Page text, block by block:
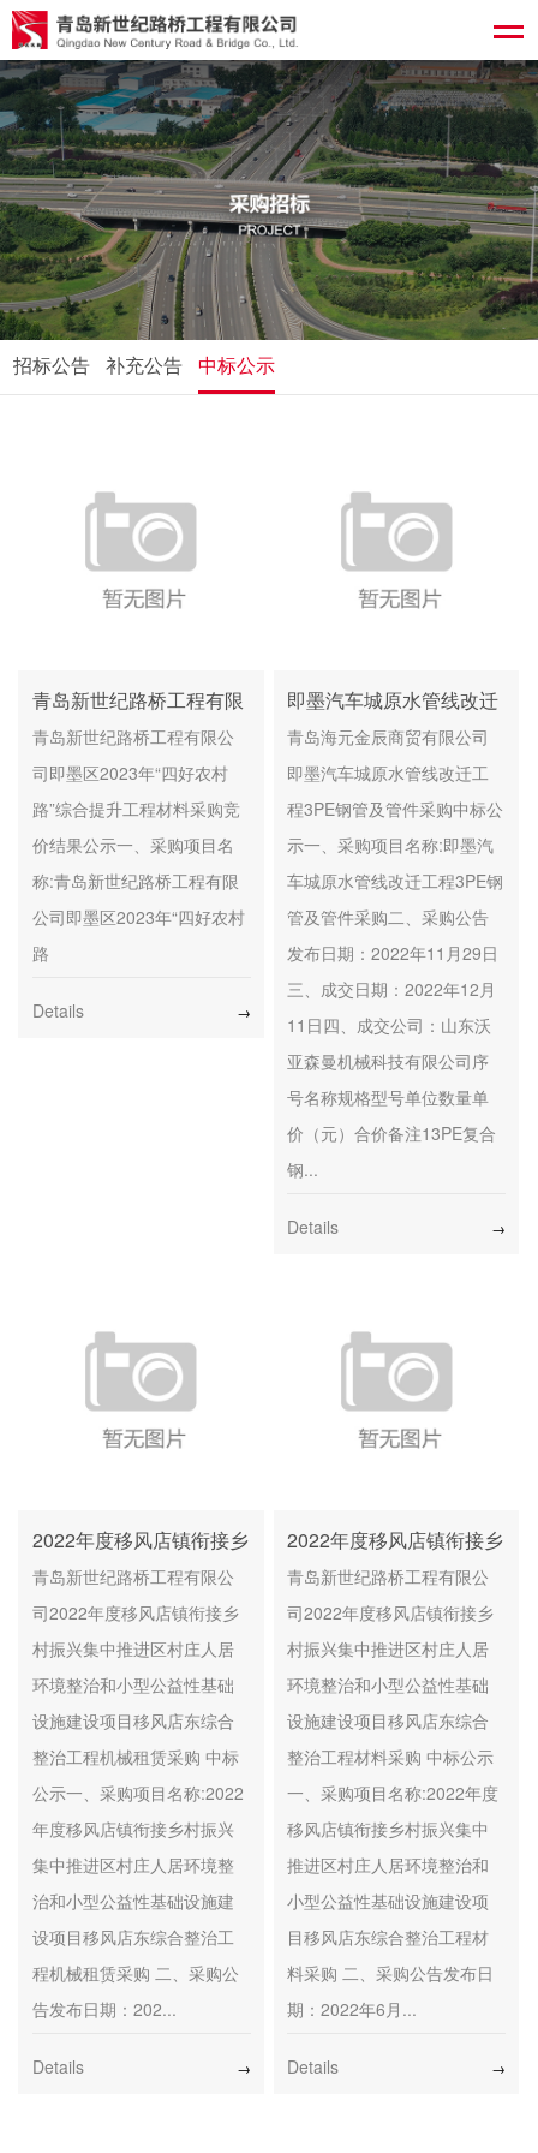
招标公告 补充公告 中标公示
青岛新世纪路桥工程有限
公司即墨区2023年“四好
农村路”综合提升工程 材
料采购竞价结果公示
青岛新世纪路桥工程有限公
司即墨区2023年“四好农村
路”综合提升工程材料采购竞
价结果公示一、采购项目名
称:青岛新世纪路桥工程有限
公司即墨区2023年“四好农村
路
Details →
即墨汽车城原水管线改迁
工程3PE钢管及管件采购
中标公示
青岛海元金辰商贸有限公司
即墨汽车城原水管线改迁工
程3PE钢管及管件采购中标公
示一、采购项目名称:即墨汽
车城原水管线改迁工程3PE钢
管及管件采购二、采购公告
发布日期：2022年11月29日
三、成交日期：2022年12月
11日四、成交公司：山东沃
亚森曼机械科技有限公司序
号名称规格型号单位数量单
价（元）合价备注13PE复合
钢...
Details →
2022年度移风店镇衔接乡
村振兴集中推进区村庄人
居环境整治和小型公益性
基础设施建设项目移风店
东综合整治工程机械租赁
采购
青岛新世纪路桥工程有限公
司2022年度移风店镇衔接乡
村振兴集中推进区村庄人居
环境整治和小型公益性基础
设施建设项目移风店东综合
整治工程机械租赁采购 中标
公示一、采购项目名称:2022
年度移风店镇衔接乡村振兴
集中推进区村庄人居环境整
治和小型公益性基础设施建
设项目移风店东综合整治工
程机械租赁采购 二、采购公
告发布日期：202...
Details →
2022年度移风店镇衔接乡
村振兴集中推进区村庄人
居环境整治和小型公益性
基础设施建设项目移风店
东综合整治工程材料采购
青岛新世纪路桥工程有限公
司2022年度移风店镇衔接乡
村振兴集中推进区村庄人居
环境整治和小型公益性基础
设施建设项目移风店东综合
整治工程材料采购 中标公示
一、采购项目名称:2022年度
移风店镇衔接乡村振兴集中
推进区村庄人居环境整治和
小型公益性基础设施建设项
目移风店东综合整治工程材
料采购 二、采购公告发布日
期：2022年6月...
Details →